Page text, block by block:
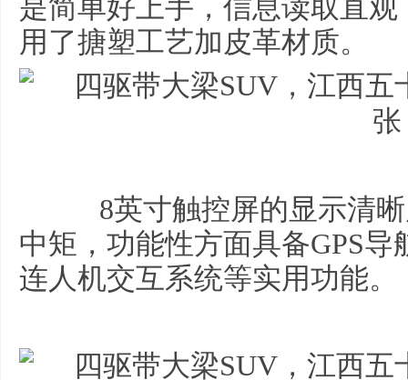
是简单好上手，信息读取直
用了搪塑工艺加皮革材质。
8英寸触控屏的显示清晰
中矩，功能性方面具备GPS导
连人机交互系统等实用功能。